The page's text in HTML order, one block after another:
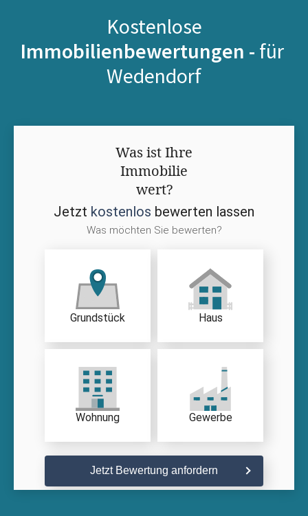
Kostenlose
Immobilienbewertungen - für
Wedendorf
Was ist Ihre
Immobilie
wert?
Jetzt kostenlos bewerten lassen
Was möchten Sie bewerten?
Grundstück Haus
Wohnung Gewerbe
Jetzt Bewertung anfordern